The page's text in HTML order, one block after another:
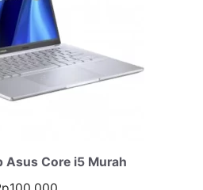
Asus Core i5 Murah